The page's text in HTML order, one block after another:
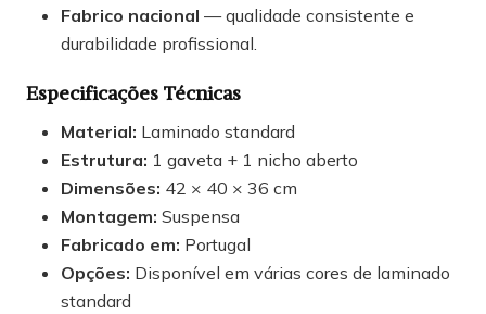
Fabrico nacional — qualidade consistente e
durabilidade profissional.
Especificações Técnicas
Material: Laminado standard
Estrutura: 1 gaveta + 1 nicho aberto
Dimensões: 42 × 40 × 36 cm
Montagem: Suspensa
Fabricado em: Portugal
Opções: Disponível em várias cores de laminado
standard